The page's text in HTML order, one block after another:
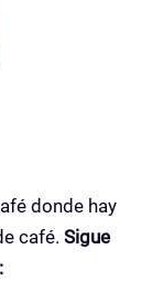
donde hay
café. Sigue